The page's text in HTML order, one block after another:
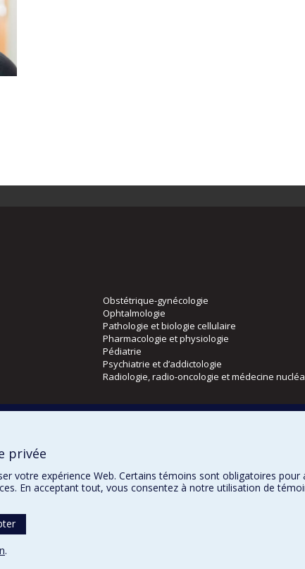
Obstétrique-gynécologie
Ophtalmologie
Pathologie et biologie cellulaire
Pharmacologie et physiologie
Pédiatrie
Psychiatrie et d’addictologie
Radiologie, radio-oncologie et médecine
privée
votre expérience Web. Certains témoins sont obligatoires
En acceptant tout, vous consentez à notre utilisation de
.